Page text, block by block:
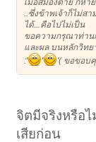
เมื่อสมองตาย ก็หา
..ซึ่งข้าพเจ้าก็ไม่ส
ได้...คือไปไม่เป็น
ขอความกรุณาท่าน
และผล บนหลักวิทย
:'
' '( ขอขอบ
จิตมีจริงหรือ
เสียก่อน